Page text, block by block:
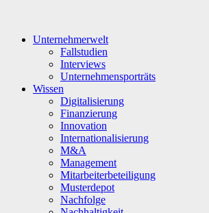
Unternehmerwelt
Fallstudien
Interviews
Unternehmensporträts
Wissen
Digitalisierung
Finanzierung
Innovation
Internationalisierung
M&A
Management
Mitarbeiterbeteiligung
Musterdepot
Nachfolge